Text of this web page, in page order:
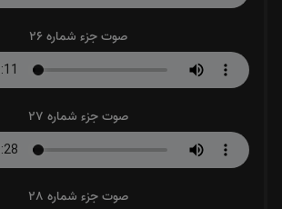
صوت جزء شماره 26
صوت جزء شماره 27
صوت جزء شماره 28